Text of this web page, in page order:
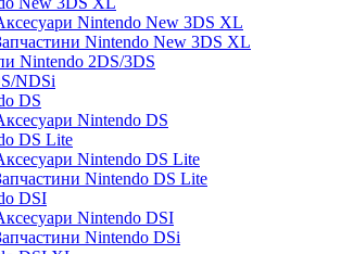
Nintendo New 3DS XL
Nintendo New 3DS XL
Nintendo 2DS/3DS
NDSi
DS
Nintendo DS
DS Lite
Nintendo DS Lite
Nintendo DS Lite
DSI
Nintendo DSI
Nintendo DSi